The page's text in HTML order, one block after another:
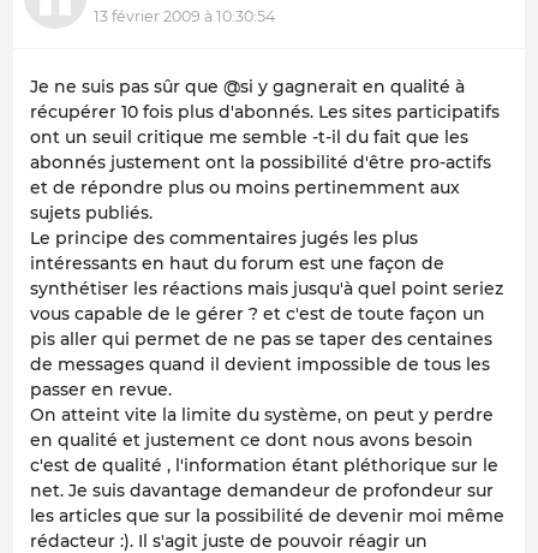
13 février 2009 à 10:30:54
Je ne suis pas sûr que @si y gagnerait en qualité à
récupérer 10 fois plus d'abonnés. Les sites participatifs
ont un seuil critique me semble -t-il du fait que les
abonnés justement ont la possibilité d'être pro-actifs
et de répondre plus ou moins pertinemment aux
sujets publiés.
Le principe des commentaires jugés les plus
intéressants en haut du forum est une façon de
synthétiser les réactions mais jusqu'à quel point seriez
vous capable de le gérer ? et c'est de toute façon un
pis aller qui permet de ne pas se taper des centaines
de messages quand il devient impossible de tous les
passer en revue.
On atteint vite la limite du système, on peut y perdre
en qualité et justement ce dont nous avons besoin
c'est de qualité , l'information étant pléthorique sur le
net. Je suis davantage demandeur de profondeur sur
les articles que sur la possibilité de devenir moi même
rédacteur :). Il s'agit juste de pouvoir réagir un